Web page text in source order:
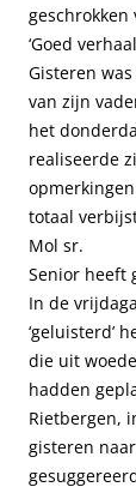
‘Goed
Gisteren
van zijn
het
realiseerde
totaal
Mol sr.
Senior heeft
In de
‘geluisterd’
die uit
hadden
Rietbergen,
gisteren